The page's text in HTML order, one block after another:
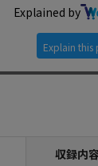
収録内容